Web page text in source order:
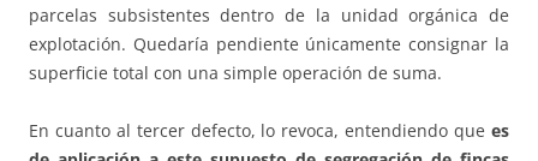
parcelas subsistentes dentro de la unidad orgánica de
explotación. Quedaría pendiente únicamente consignar la
superficie total con una simple operación de suma.
En cuanto al tercer defecto, lo revoca, entendiendo que es